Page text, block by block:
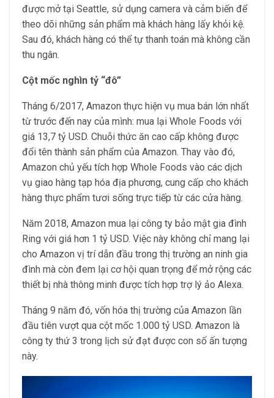
được mở tại Seattle, sử dụng camera và cảm biến để
theo dõi những sản phẩm mà khách hàng lấy khỏi kệ.
Sau đó, khách hàng có thể tự thanh toán mà không cần
thu ngân.
Cột mốc nghìn tỷ “đô”
Tháng 6/2017, Amazon thực hiện vụ mua bán lớn nhất
từ trước đến nay của mình: mua lại Whole Foods với
giá 13,7 tỷ USD. Chuỗi thức ăn cao cấp không được
đổi tên thành sản phẩm của Amazon. Thay vào đó,
Amazon chủ yếu tích hợp Whole Foods vào các dịch
vụ giao hàng tạp hóa địa phương, cung cấp cho khách
hàng thực phẩm tươi sống trực tiếp từ các cửa hàng.
Năm 2018, Amazon mua lại công ty bảo mật gia đình
Ring với giá hơn 1 tỷ USD. Việc này không chỉ mang lại
cho Amazon vị trí dẫn đầu trong thị trường an ninh gia
đình mà còn đem lại cơ hội quan trọng để mở rộng các
thiết bị nhà thông minh được tích hợp trợ lý ảo Alexa.
Tháng 9 năm đó, vốn hóa thị trường của Amazon lần
đầu tiên vượt qua cột mốc 1.000 tỷ USD. Amazon là
công ty thứ 3 trong lịch sử đạt được con số ấn tượng
này.